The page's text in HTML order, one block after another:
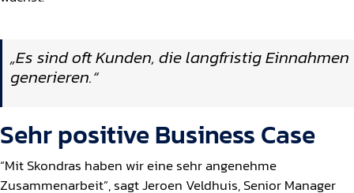
„Es sind oft Kunden, die langfristig Einnahmen
generieren.“
Sehr positive Business Case
“Mit Skondras haben wir eine sehr angenehme
Zusammenarbeit”, sagt Jeroen Veldhuis, Senior Manager